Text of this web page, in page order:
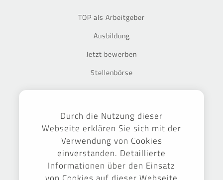
TOP als Arbeitgeber
Ausbildung
Jetzt bewerben
Stellenbörse
Durch die Nutzung dieser
Webseite erklären Sie sich mit der
Verwendung von Cookies
einverstanden. Detaillierte
Informationen über den Einsatz